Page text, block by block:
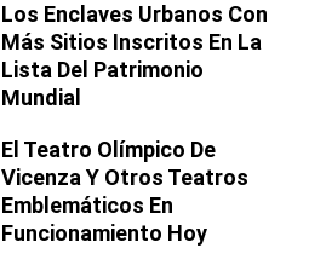
Los Enclaves Urbanos Con
Más Sitios Inscritos En La
Lista Del Patrimonio
Mundial
El Teatro Olímpico De
Vicenza Y Otros Teatros
Emblemáticos En
Funcionamiento Hoy